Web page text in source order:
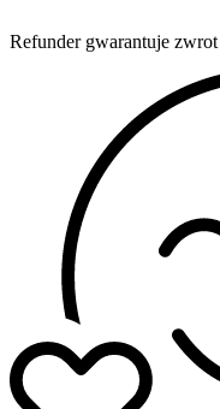
Refunder gwarantuje